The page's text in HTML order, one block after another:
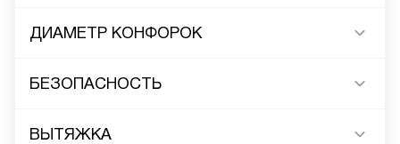
ДИАМЕТР КОНФОРОК
БЕЗОПАСНОСТЬ
ВЫТЯЖКА